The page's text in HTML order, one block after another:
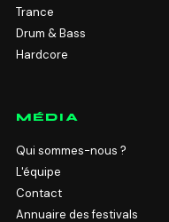
Trance
Drum & Bass
Hardcore
MÉDIA
Qui sommes-nous ?
L'équipe
Contact
Annuaire des festivals